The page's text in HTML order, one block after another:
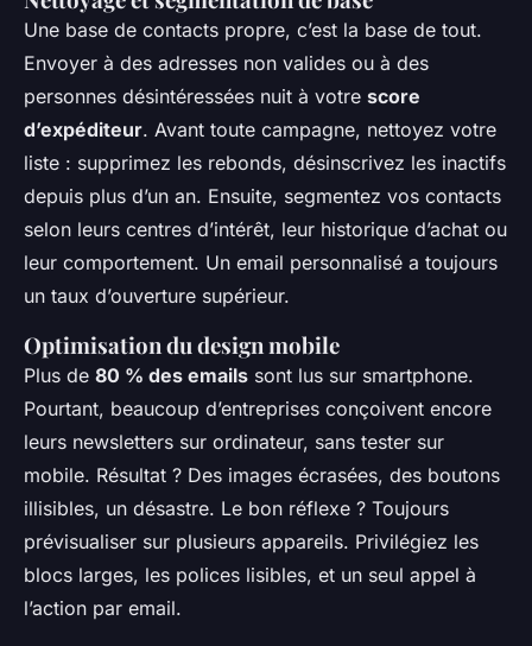
Une base de contacts propre, c’est la base de tout.
Envoyer à des adresses non valides ou à des
personnes désintéressées nuit à votre score
d’expéditeur. Avant toute campagne, nettoyez votre
liste : supprimez les rebonds, désinscrivez les inactifs
depuis plus d’un an. Ensuite, segmentez vos contacts
selon leurs centres d’intérêt, leur historique d’achat ou
leur comportement. Un email personnalisé a toujours
un taux d’ouverture supérieur.
Optimisation du design mobile
Plus de 80 % des emails sont lus sur smartphone.
Pourtant, beaucoup d’entreprises conçoivent encore
leurs newsletters sur ordinateur, sans tester sur
mobile. Résultat ? Des images écrasées, des boutons
illisibles, un désastre. Le bon réflexe ? Toujours
prévisualiser sur plusieurs appareils. Privilégiez les
blocs larges, les polices lisibles, et un seul appel à
l’action par email.